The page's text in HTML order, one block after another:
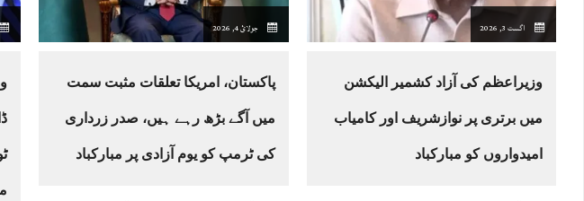
27°C 26°C 26°C 26°C 25°C 24°C 24°C 23°C 24°Cاگست 3, 2026
وزیراعظم کی آزاد کشمیر الیکشن
میں برتری پر نوازشریف اور کامیاب
امیدواروں کو مبارکباد
جولائ 4, 2026
پاکستان، امریکا تعلقات مثبت سمت
میں آگے بڑھ رہے ہیں، صدر زرداری
کی ٹرمپ کو یوم آزادی پر مبارکباد